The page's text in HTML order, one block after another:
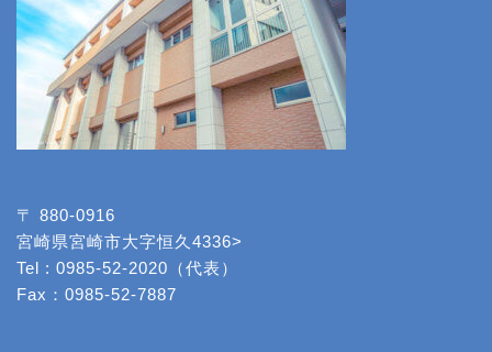
〒 880-0916
宮崎県宮崎市大字恒久4336>
Tel : 0985-52-2020（代表）
Fax：0985-52-7887